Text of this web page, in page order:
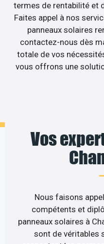
termes de rentabilité et
Faites appel à nos
panneaux solaires
contactez-nous dès
totale de vos
vous offrons une
Vos
Nous faisons
compétents et
panneaux solaires à
sont de véritables